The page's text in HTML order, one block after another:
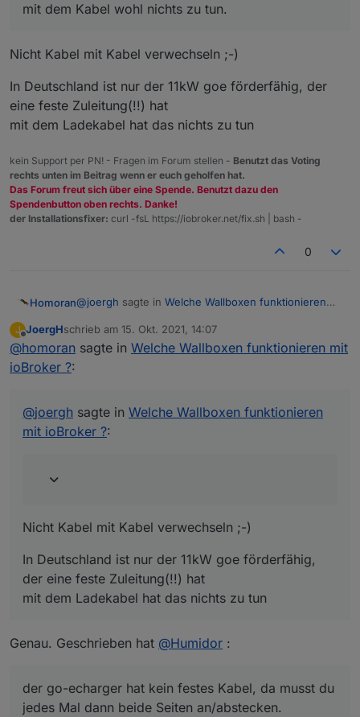
mit dem Kabel wohl nichts zu tun.
Nicht Kabel mit Kabel verwechseln ;-)
In Deutschland ist nur der 11kW goe förderfähig, der
eine feste Zuleitung(!!) hat
mit dem Ladekabel hat das nichts zu tun
kein Support per PN! - Fragen im Forum stellen - Benutzt das Voting
rechts unten im Beitrag wenn er euch geholfen hat.
Das Forum freut sich über eine Spende. Benutzt dazu den
Spendenbutton oben rechts. Danke!
der Installationsfixer: curl -fsL https://iobroker.net/fix.sh | bash -
0
Homoran@joergh sagte in Welche Wallboxen funktionieren
Der go-e charger ist in Österreich förderfähig,
In Deutschland ist nur der 11kW goe förderfähig, der
eine feste Zuleitung(!!) hat
mit dem Ladekabel hat das nichts zu tun
J
Offline
JoergHschrieb am 15. Okt. 2021, 14:07
zuletzt editiert von
@homoran sagte in Welche Wallboxen funktionieren mit
ioBroker ?:
@joergh sagte in Welche Wallboxen funktionieren
mit ioBroker ?:
Nicht Kabel mit Kabel verwechseln ;-)
In Deutschland ist nur der 11kW goe förderfähig,
der eine feste Zuleitung(!!) hat
mit dem Ladekabel hat das nichts zu tun
Genau. Geschrieben hat @Humidor :
der go-echarger hat kein festes Kabel, da musst du
jedes Mal dann beide Seiten an/abstecken.